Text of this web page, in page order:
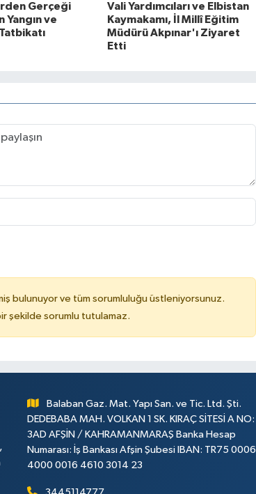
Gerçeği
Yangın ve
Vali Yardımcıları ve Elbistan
Kaymakamı, İl Millî Eğitim
Müdürü Akpınar'ı Ziyaret
Etti
bulunuyor ve tüm sorumluluğu üstleniyorsunuz.
şekilde sorumlu tutulamaz.
Balaban Gaz. Mat. Yapı San. ve Tic. Ltd. Şti.
DEDEBABA MAH. VOLKAN 1 SK. KIRAÇ SİTESİ A NO:
3AD AFŞİN / KAHRAMANMARAŞ Banka Hesap
Numarası: İş Bankası Afşin Şubesi IBAN: TR75 0006
4000 0016 4610 3014 23